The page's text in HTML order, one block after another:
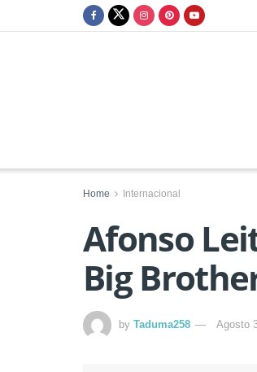
Home Internacional
Afonso
Big
by Taduma258 Agosto